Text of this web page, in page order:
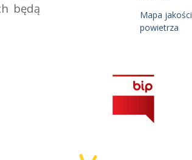
będą
Mapa jakości
powietrza